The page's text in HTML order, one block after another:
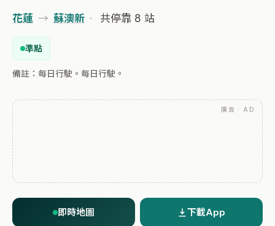
花蓮 → 蘇澳新 · 共停靠 8 站
準點
備註：每日行駛。每日行駛。
廣告 · AD
即時地圖 下載App